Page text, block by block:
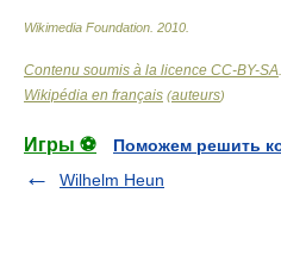
Wikimedia Foundation 2010
Contenu soumis à la licence CC-BY-SA
Wikipédia en français (auteurs)
Игры ⚽
Поможем решить
Wilhelm Heun